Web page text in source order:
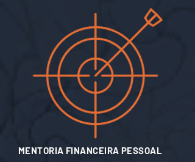
MENTORIA FINANCEIRA PESSOAL